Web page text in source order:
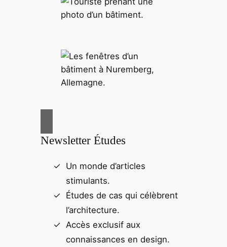
Newsletter Études
Un monde d’articles
stimulants.
Études de cas qui célèbrent
l’architecture.
Accès exclusif aux
connaissances en design.